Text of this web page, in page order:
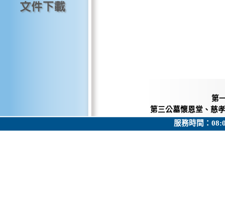
第
第三公墓懷恩堂、慈
服務時間：